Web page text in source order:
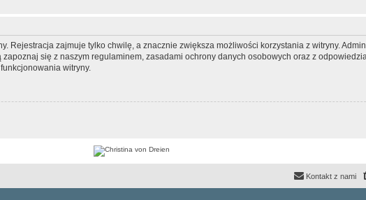
Rejestracja zajmuje tylko chwilę, a znacznie zwiększa możliwości korzystania z witryny.
się z naszym regulaminem, zasadami ochrony danych osobowych oraz z
witryny.
Kontakt z nami